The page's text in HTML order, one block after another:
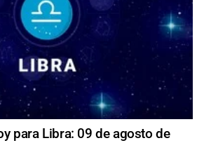
para Libra: 09 de agosto de